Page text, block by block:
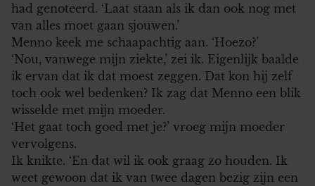
had genoteerd. ‘Laat staan als ik dan ook nog met
van alles moet gaan sjouwen.’
Menno keek me schaapachtig aan. ‘Hoezo?’
‘Nou, vanwege mijn ziekte,’ zei ik. Eigenlijk baalde
ik ervan dat ik dat moest zeggen. Dat kon hij zelf
toch ook wel bedenken? Ik zag dat Menno een blik
wisselde met mijn moeder.
‘Het gaat toch goed met je?’ vroeg mijn moeder
vervolgens.
Ik knikte. ‘En dat wil ik ook graag zo houden. Ik
weet gewoon dat ik van twee dagen bezig zijn een